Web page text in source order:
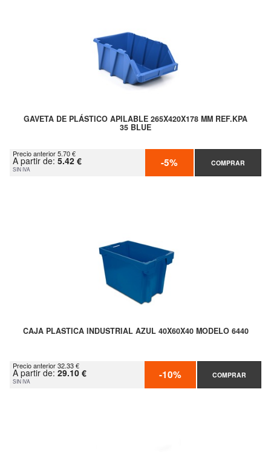
GAVETA DE PLÁSTICO APILABLE 265X420X178 MM REF.KPA
35 BLUE
Precio anterior 5.70 €
A partir de: 5.42 €
SIN IVA -5% COMPRAR
CAJA PLASTICA INDUSTRIAL AZUL 40X60X40 MODELO 6440
Precio anterior 32.33 €
A partir de: 29.10 €
SIN IVA -10% COMPRAR